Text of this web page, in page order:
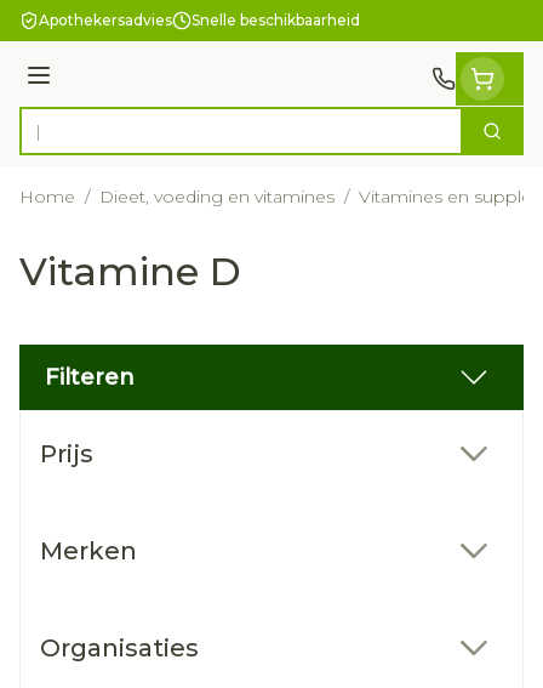
Ga naar de inhoud
Apothekersadvies Snelle beschikbaarheid
Menu
Product, merk, categorie... Zoek
Home / Dieet, voeding en vitamines / Vitamines en
Vitamine D
Filteren
Prijs
Merken
Organisaties